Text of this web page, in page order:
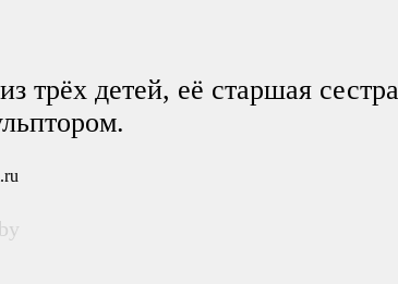
трёх детей, её старшая сестра